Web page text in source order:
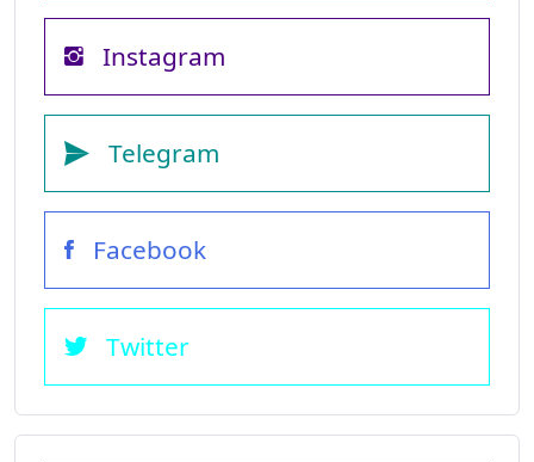
Instagram
Telegram
Facebook
Twitter